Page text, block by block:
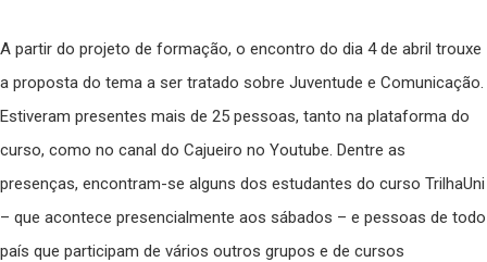
A partir do projeto de formação, o encontro do dia 4 de abril trouxe
a proposta do tema a ser tratado sobre Juventude e Comunicação.
Estiveram presentes mais de 25 pessoas, tanto na plataforma do
curso, como no canal do Cajueiro no Youtube. Dentre as
presenças, encontram-se alguns dos estudantes do curso TrilhaUni
– que acontece presencialmente aos sábados – e pessoas de todo
país que participam de vários outros grupos e de cursos